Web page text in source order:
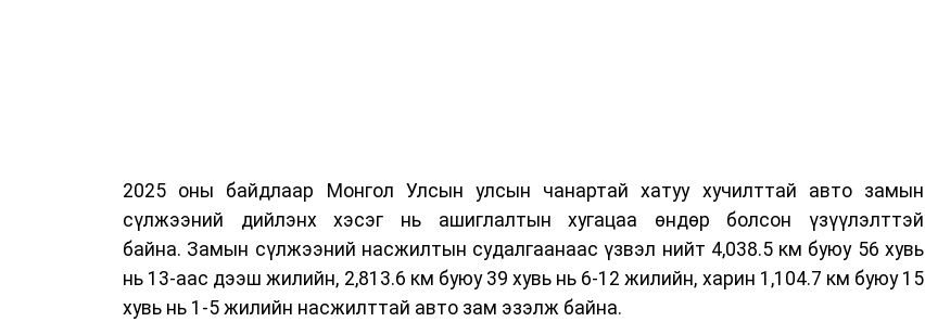
2025 оны байдлаар Монгол Улсын улсын чанартай хатуу хучилттай авто замын
сүлжээний дийлэнх хэсэг нь ашиглалтын хугацаа өндөр болсон үзүүлэлттэй
байна. Замын сүлжээний насжилтын судалгаанаас үзвэл нийт 4,038.5 км буюу 56 хувь
нь 13-аас дээш жилийн, 2,813.6 км буюу 39 хувь нь 6-12 жилийн, харин 1,104.7 км буюу 15
хувь нь 1-5 жилийн насжилттай авто зам эзэлж байна.